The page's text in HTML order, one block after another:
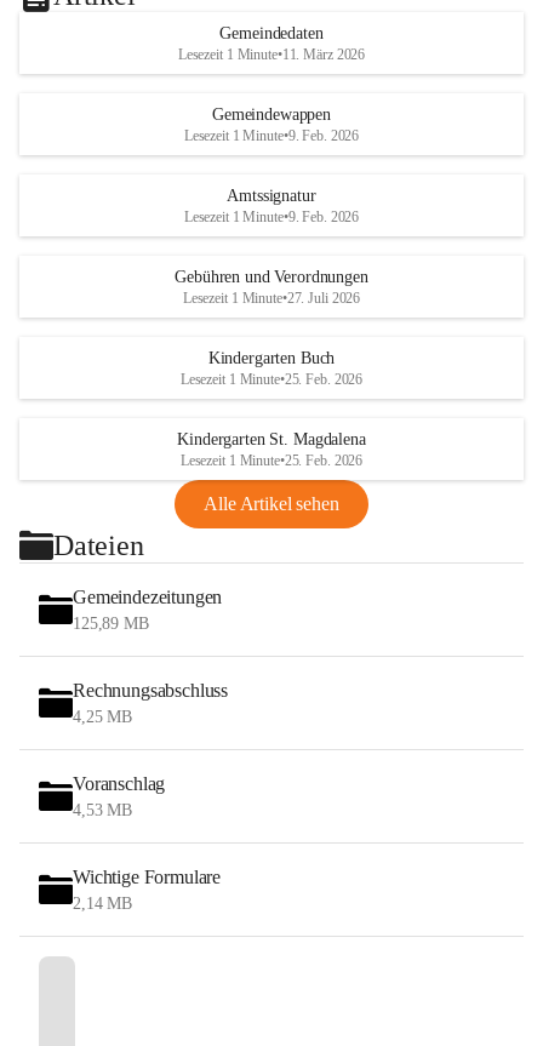
Gemeindedaten
Lesezeit 1 Minute•11. März 2026
Gemeindewappen
Lesezeit 1 Minute•9. Feb. 2026
Amtssignatur
Lesezeit 1 Minute•9. Feb. 2026
Gebühren und Verordnungen
Lesezeit 1 Minute•27. Juli 2026
Kindergarten Buch
Lesezeit 1 Minute•25. Feb. 2026
Kindergarten St. Magdalena
Lesezeit 1 Minute•25. Feb. 2026
Alle Artikel sehen
Dateien
Gemeindezeitungen
125,89 MB
Rechnungsabschluss
4,25 MB
Voranschlag
4,53 MB
Wichtige Formulare
2,14 MB